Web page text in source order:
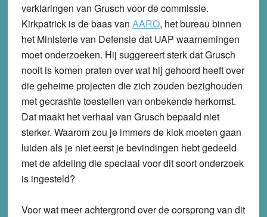
verklaringen van Grusch voor de commissie.
Kirkpatrick is de baas van AARO, het bureau binnen
het Ministerie van Defensie dat UAP waarnemingen
moet onderzoeken. Hij suggereert sterk dat Grusch
nooit is komen praten over wat hij gehoord heeft over
die geheime projecten die zich zouden bezighouden
met gecrashte toestellen van onbekende herkomst.
Dat maakt het verhaal van Grusch bepaald niet
sterker. Waarom zou je immers de klok moeten gaan
luiden als je niet eerst je bevindingen hebt gedeeld
met de afdeling die speciaal voor dit soort onderzoek
is ingesteld?
Voor wat meer achtergrond over de oorsprong van dit